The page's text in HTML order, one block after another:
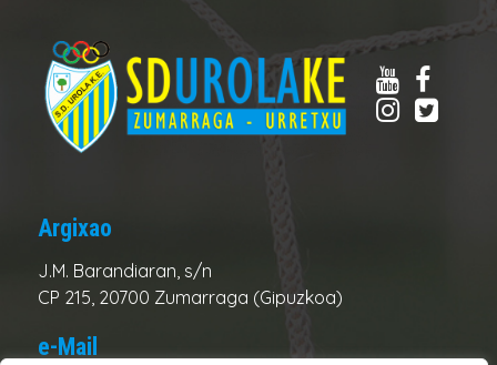
Argixao
J.M. Barandiaran, s/n
CP 215, 20700 Zumarraga (Gipuzkoa)
e-Mail